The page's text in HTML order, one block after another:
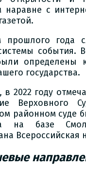
наравне с
прошлого года
события.
определены
государства.
в 2022 году
Верховного
районном суде
базе